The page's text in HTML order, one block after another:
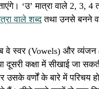
‘उ’ मात्रा वाले 2, 3,
वाले शब्दतथा उनसे बनने
वे स्वर (Vowels) और व्यंजन
कक्षा में सीखाई जा
वर्णों के बारे में परिचय